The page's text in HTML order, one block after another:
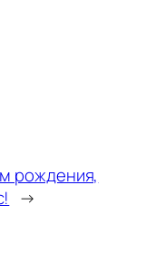
рождения,
→